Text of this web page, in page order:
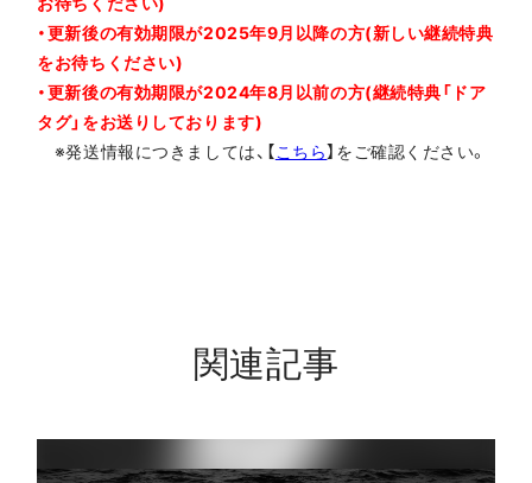
・更新後の有効期限が2025年9月以降の方(新しい継続特典
をお待ちください)
・更新後の有効期限が2024年8月以前の方(継続特典「ドア
タグ」をお送りしております)
※発送情報につきましては、【こちら】をご確認ください。
関連記事